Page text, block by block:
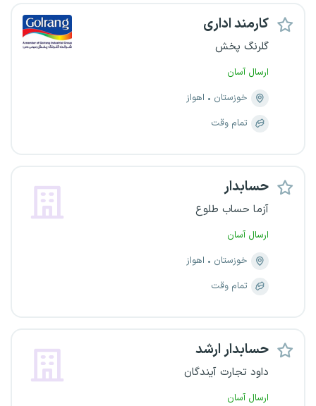
کارمند اداری
گلرنگ پخش
ارسال آسان
خوزستان
اهواز
تمام وقت
حسابدار
آزما حساب طلوع
ارسال آسان
خوزستان
اهواز
تمام وقت
حسابدار ارشد
داود تجارت آیندگان
ارسال آسان